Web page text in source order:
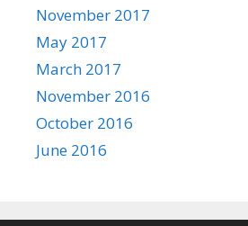
November 2017
May 2017
March 2017
November 2016
October 2016
June 2016